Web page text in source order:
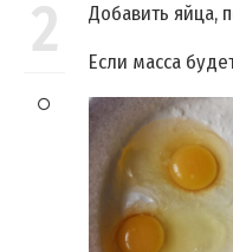
2
Добавить яйца,
Если масса